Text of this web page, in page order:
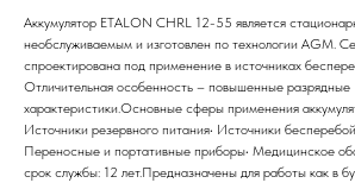
Аккумулятор ETALON CHRL 12-55 является
необслуживаемым и изготовлен по технологии AGM.
спроектирована под применение в источниках
Отличительная особенность – повышенные разрядные
характеристики.Основные сферы применения
Источники резервного питания• Источники
Переносные и портативные приборы• Медицинское
срок службы: 12 лет.Предназначены для работы как в